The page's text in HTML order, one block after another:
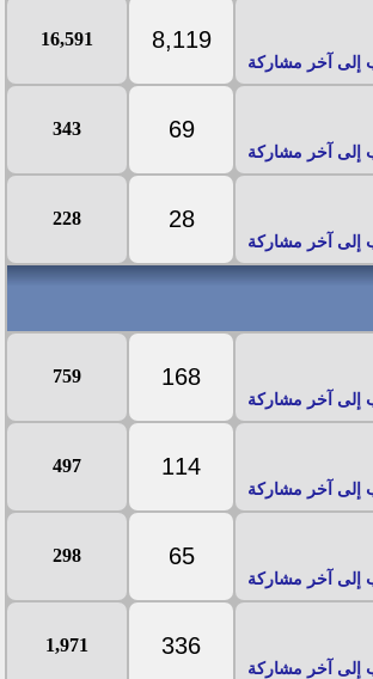
8,119
16,591
69
343
28
228
168
759
114
497
65
298
336
1,971